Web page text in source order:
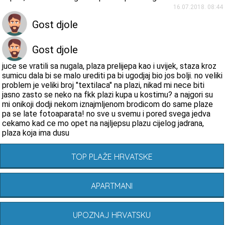
16.07.2018. 08:44
Gost djole
Gost djole
juce se vratili sa nugala, plaza prelijepa kao i uvijek, staza kroz
sumicu dala bi se malo urediti pa bi ugodjaj bio jos bolji. no veliki
problem je veliki broj "textilaca" na plazi, nikad mi nece biti
jasno zasto se neko na fkk plazi kupa u kostimu? a najgori su
mi onikoji dodji nekom iznajmljenom brodicom do same plaze
pa se late fotoaparata! no sve u svemu i pored svega jedva
cekamo kad ce mo opet na najljepsu plazu cijelog jadrana,
plaza koja ima dusu
TOP PLAŽE HRVATSKE
APARTMANI
UPOZNAJ HRVATSKU